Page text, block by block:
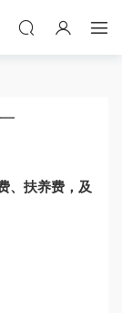
、扶养费，及